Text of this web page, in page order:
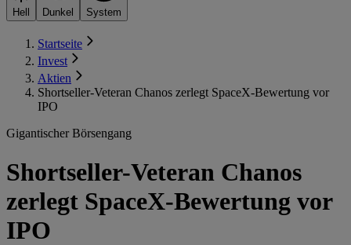
Hell Dunkel System
Startseite
Invest
Aktien
Shortseller-Veteran Chanos zerlegt SpaceX-Bewertung vor
IPO
Gigantischer Börsengang
Shortseller-Veteran Chanos
zerlegt SpaceX-Bewertung vor
IPO